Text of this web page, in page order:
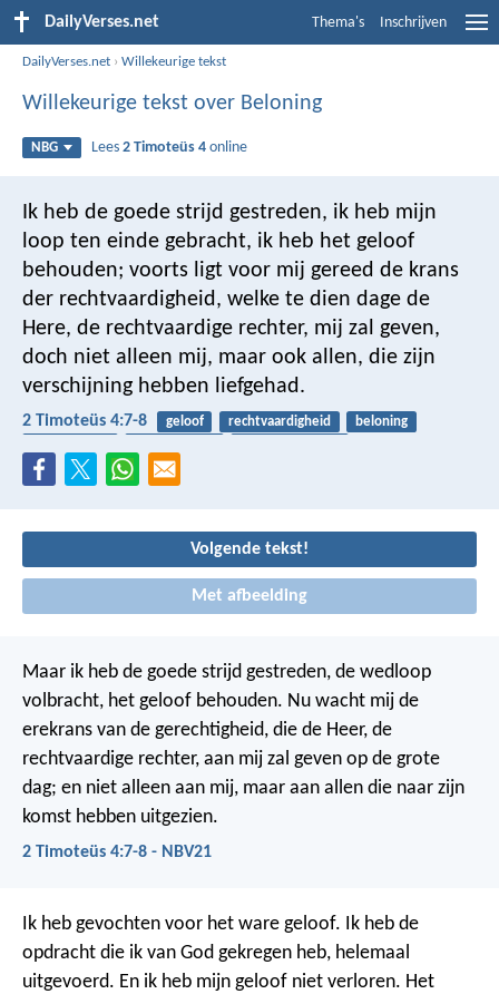
DailyVerses.net Thema's Inschrijven
DailyVerses.net ›Willekeurige tekst
Willekeurige tekst over Beloning
NBG Lees2 Timoteüs 4 online
Ik heb de goede strijd gestreden, ik heb mijn
loop ten einde gebracht, ik heb het geloof
behouden; voorts ligt voor mij gereed de krans
der rechtvaardigheid, welke te dien dage de
Here, de rechtvaardige rechter, mij zal geven,
doch niet alleen mij, maar ook allen, die zijn
verschijning hebben liefgehad.
2 Timoteüs 4:7-8 geloof rechtvaardigheid
beloning
Volgende tekst!
Met afbeelding
Maar ik heb de goede strijd gestreden, de wedloop
volbracht, het geloof behouden. Nu wacht mij de
erekrans van de gerechtigheid, die de Heer, de
rechtvaardige rechter, aan mij zal geven op de grote
dag; en niet alleen aan mij, maar aan allen die naar zijn
komst hebben uitgezien.
2 Timoteüs 4:7-8 - NBV21
Ik heb gevochten voor het ware geloof. Ik heb de
opdracht die ik van God gekregen heb, helemaal
uitgevoerd. En ik heb mijn geloof niet verloren. Het